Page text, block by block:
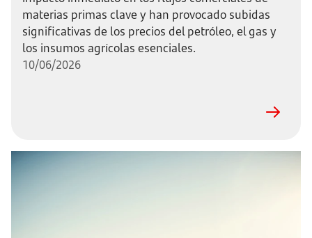
materias primas clave y han provocado subidas
significativas de los precios del petróleo, el gas y
los insumos agrícolas esenciales.
10/06/2026